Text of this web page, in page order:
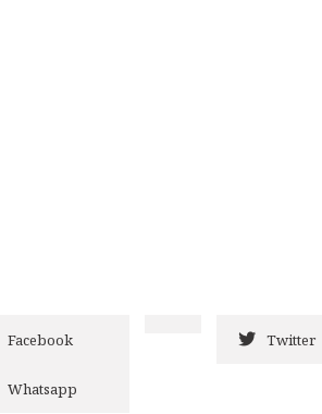
Facebook Twitter
Whatsapp